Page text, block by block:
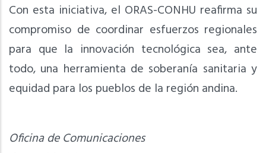
Con esta iniciativa, el ORAS-CONHU reafirma su
compromiso de coordinar esfuerzos regionales
para que la innovación tecnológica sea, ante
todo, una herramienta de soberanía sanitaria y
equidad para los pueblos de la región andina.
Oficina de Comunicaciones